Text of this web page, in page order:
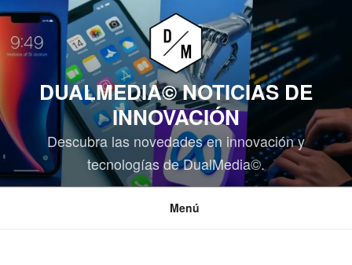
Saltar
contenido
DUALMEDIA© NOTICIAS DE
INNOVACIÓN
Descubra las novedades en innovación y
tecnologías de DualMedia©.
Menú